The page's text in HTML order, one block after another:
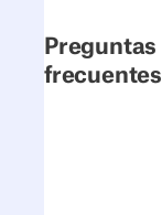
Preguntas
frecuentes